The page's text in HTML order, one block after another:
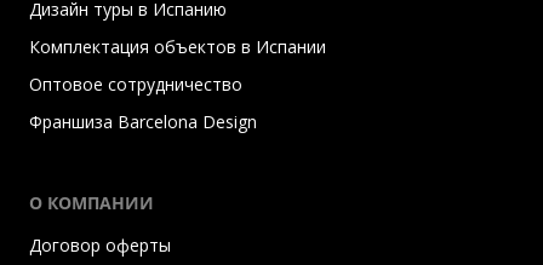
Дизайн туры в Испанию
Комплектация объектов в Испании
Оптовое сотрудничество
Франшиза Barcelona Design
О КОМПАНИИ
Договор оферты